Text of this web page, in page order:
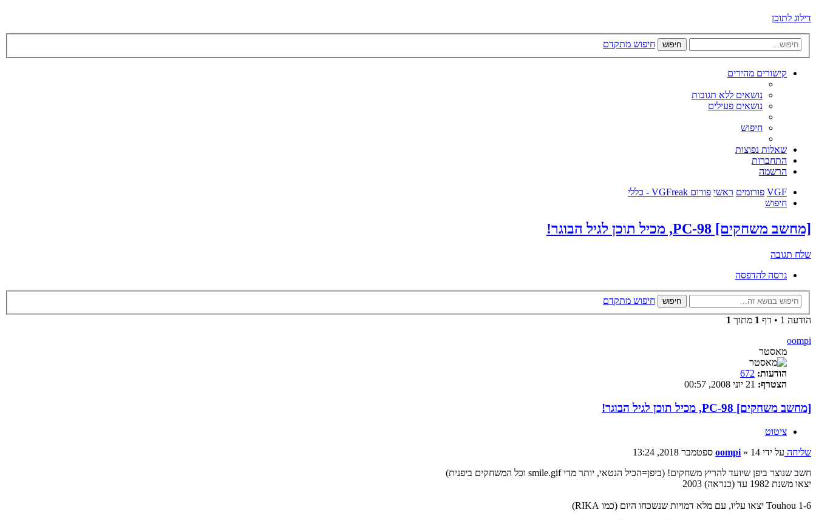
דילוג לתוכן
חיפוש חיפוש מתקדם
קישורים מהירים
נושאים ללא תגובות
נושאים פעילים
חיפוש
שאלות נפוצות
התחברות
הרשמה
VGF פורומים ראשי פורום VGFreak - כללי
חיפוש
[מחשב משחקים] PC-98, מכיל תוכן לגיל הבוגר!
שלח תגובה
גרסה להדפסה
חיפוש
חיפוש מתקדם
הודעה 1 • דף
1 מתוך 1
oompi
מאסטר
הודעות: 672
הצטרף:
[מחשב משחקים] PC-98, מכיל תוכן לגיל הבוגר!
ציטוט
שליחה על ידי oompi » 14 ספטמבר 2018, 13:24
חשב שנוצר ביפן שיועד להריץ משחקים! (ביפן=הכיל הנטאי, יותר מדי smile.gif וכל המשחקים ביפנית)
יצאו משנת 1982 עד (כנראה) 2003
Touhou 1-6 יצאו עליו, עם מלא דמויות שנשכחו היום (כמו RIKA)